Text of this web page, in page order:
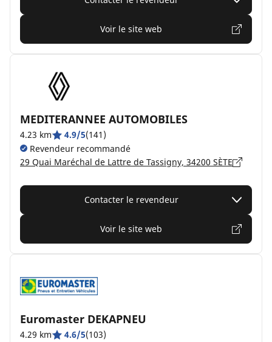
Voir le site web
MEDITERANNEE AUTOMOBILES
4.23 km 4.9/5(141)
Revendeur recommandé
29 Quai Maréchal de Lattre de Tassigny, 34200 SÈTE
Contacter le revendeur
Voir le site web
Euromaster DEKAPNEU
4.29 km 4.6/5(103)